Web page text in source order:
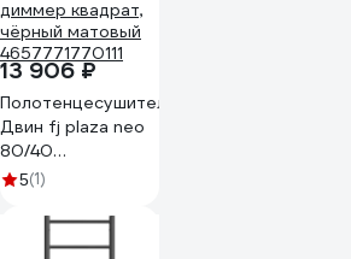
13 906 ₽
Полотенцесушитель
Двин fj plaza neo
80/40
электрический к
чёрный матовый
4657771770111
5(1)